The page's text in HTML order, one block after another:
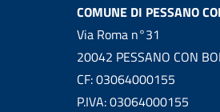
COMUNE DI PESSANO
Via Roma n°31
20042 PESSANO CON
CF: 03064000155
P.IVA: 03064000155